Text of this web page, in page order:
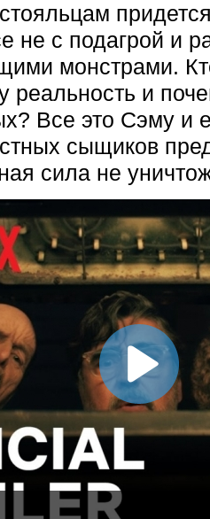
не с подагрой и
монстрами.
реальность и
Все это Сэму и
сыщиков
сила не